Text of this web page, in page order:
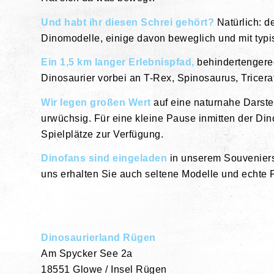
Und habt ihr diesen Schrei gehört? Natürlich:
Dinomodelle, einige davon beweglich und mit
Ein 1,5 km langer Erlebnispfad,
Dinosaurier vorbei an T-Rex, Spinosaurus,
Wir legen großen Wert auf eine naturnahe
urwüchsig. Für eine kleine Pause inmitten der
Spielplätze zur Verfügung.
Dinofans sind eingeladen in unserem
uns erhalten Sie auch seltene Modelle und echte
Dinosaurierland Rügen
Am Spycker See 2a
18551 Glowe / Insel Rügen